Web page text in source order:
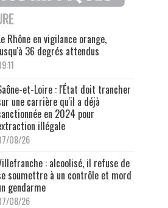
Rhône en vigilance orange,
36 degrés attendus
et-Loire : l'État doit trancher
une carrière qu'il a déjà
en 2024 pour
illégale
08/26
: alcoolisé, il refuse de
soumettre à un contrôle et mord
gendarme
08/26